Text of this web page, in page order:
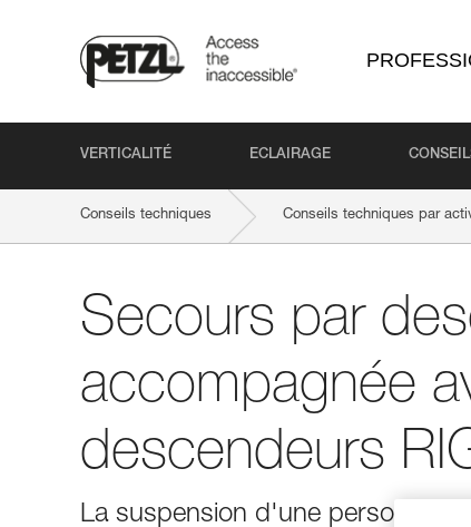
VERTICALITÉ ECLAIRAGE
Conseils techniques Conseils techniques par
Secours par
accompagnée
descendeurs
La suspension d'une personne